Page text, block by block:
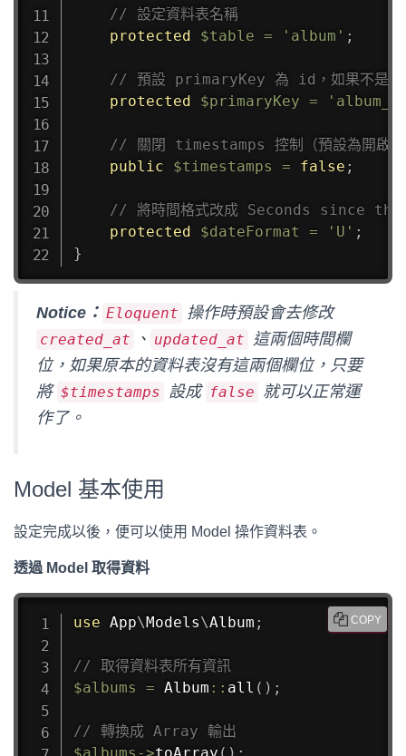
// 設定資料表名稱
protected
$table = 'album' ;
// 預設 primaryKey 為 id，如果不是的
protected
$primaryKey =
// 關閉 timestamps 控制（預設為開啟）
public
$timestamps = false ;
// 將時間格式改成 Seconds since
protected
$dateFormat = 'U' ;
}
Notice： Eloquent 操作時預設會去修改
created_at 、 updated_at 這兩個時間欄
位，如果原本的資料表沒有這兩個欄位，只要
將 $timestamps 設成 false 就可以正常運
作了。
Model 基本使用
設定完成以後，便可以使用 Model 操作資料表。
透過 Model 取得資料
use App\Models\Album ;
// 取得資料表所有資訊
$albums
= Album :: all ( ) ;
// 轉換成 Array 輸出
COPY